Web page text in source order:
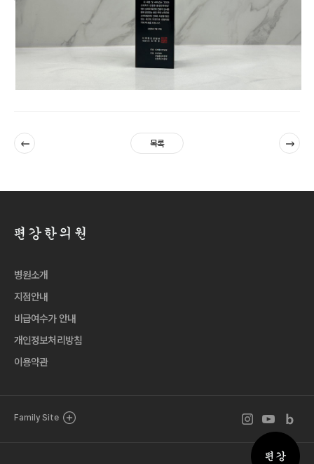
이전 목록 다음
병원소개
지점안내
비급여수가 안내
개인정보처리방침
이용약관
Family Site 인스타그램 바로
유튜브 바로
블로그